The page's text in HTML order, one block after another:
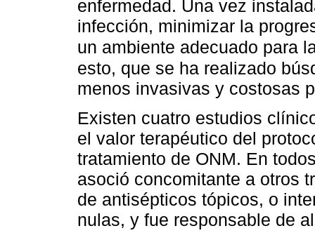
enfermedad. Una vez
infección, minimizar la
un ambiente adecuado para
esto, que se ha realizado
menos invasivas y costosas
Existen cuatro estudios
el valor terapéutico del
tratamiento de ONM. En
asoció concomitante a otros
de antisépticos tópicos, o
nulas, y fue responsable de